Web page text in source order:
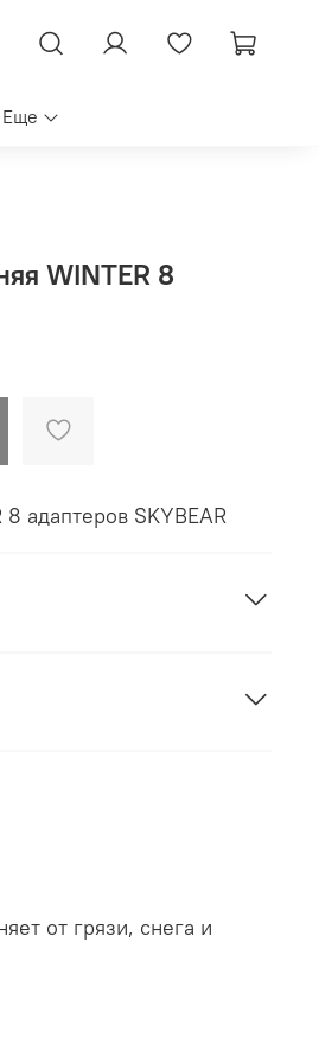
Еще
WINTER 8
адаптеров SKYBEAR
от грязи, снега и